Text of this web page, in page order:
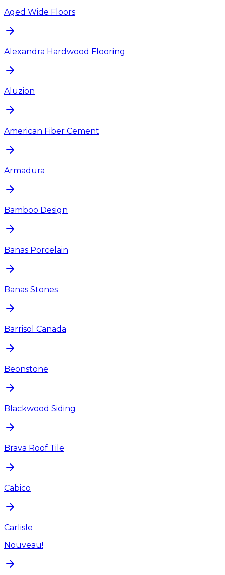
Aged Wide Floors
Alexandra Hardwood Flooring
Aluzion
American Fiber Cement
Armadura
Bamboo Design
Banas Porcelain
Banas Stones
Barrisol Canada
Beonstone
Blackwood Siding
Brava Roof Tile
Cabico
Carlisle
Nouveau!